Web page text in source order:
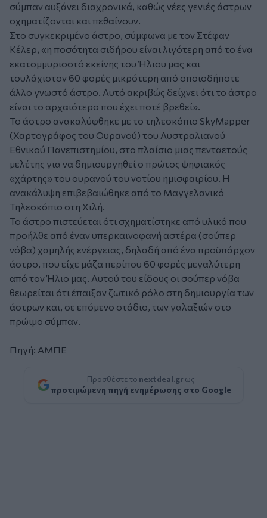
σύμπαν αυξάνει διαχρονικά, καθώς νέες γενιές άστρων
σχηματίζονται και πεθαίνουν.
Στο συγκεκριμένο άστρο, σύμφωνα με τον Στέφαν
Κέλερ, «η ποσότητα σιδήρου είναι λιγότερη από το ένα
εκατομμυριοστό εκείνης του Ήλιου μας και
τουλάχιστον 60 φορές μικρότερη από οποιοδήποτε
άλλο γνωστό άστρο. Αυτό ακριβώς δείχνει ότι το άστρο
είναι το αρχαιότερο που έχει ποτέ βρεθεί».
Το άστρο ανακαλύφθηκε με το τηλεσκόπιο SkyMapper
(Χαρτογράφος του Ουρανού) του Αυστραλιανού
Εθνικού Πανεπιστημίου, στο πλαίσιο μιας πενταετούς
μελέτης για να δημιουργηθεί ο πρώτος ψηφιακός
«χάρτης» του ουρανού του νοτίου ημισφαιρίου. Η
ανακάλυψη επιβεβαιώθηκε από το Μαγγελανικό
Τηλεσκόπιο στη Χιλή.
Το άστρο πιστεύεται ότι σχηματίστηκε από υλικό που
προήλθε από έναν υπερκαινοφανή αστέρα (σούπερ
νόβα) χαμηλής ενέργειας, δηλαδή από ένα προϋπάρχον
άστρο, που είχε μάζα περίπου 60 φορές μεγαλύτερη
από τον Ήλιο μας. Αυτού του είδους οι σούπερ νόβα
θεωρείται ότι έπαιξαν ζωτικό ρόλο στη δημιουργία των
άστρων και, σε επόμενο στάδιο, των γαλαξιών στο
πρώιμο σύμπαν.
Πηγή: ΑΜΠΕ
Προσθέστε το nextdeal.gr ως
προτιμώμενη πηγή ενημέρωσης στο Google